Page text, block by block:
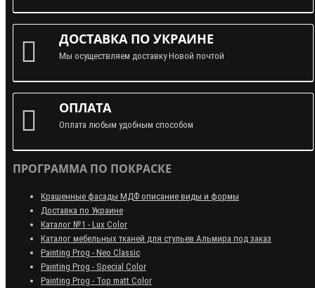
ДОСТАВКА ПО УКРАИНЕ
Мы осуществляем доставку Новой почтой
ОПЛАТА
Оплата любым удобным способом
ПРОГРАММА ПО ПОКРАСКЕ
Крашенные фасады МДФ описание виды и формы
Доставка по Украине
Каталог №1 - Lux Color
Каталог мебельных тканей для стульев Альмира под заказ
Painting Prog - Neo Classiс
Painting Prog - Special Color
Painting Prog - Top matt Color